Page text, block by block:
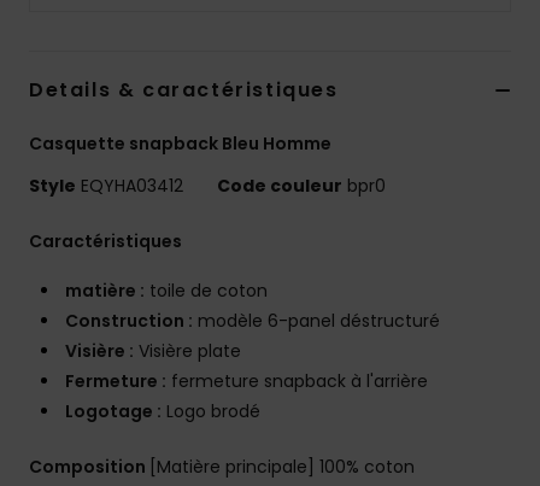
Details & caractéristiques
Casquette snapback Bleu Homme
Style EQYHA03412 Code couleur bpr0
Caractéristiques
matière : toile de coton
Construction : modèle 6-panel déstructuré
Visière : Visière plate
Fermeture : fermeture snapback à l'arrière
Logotage : Logo brodé
Composition [Matière principale] 100% coton